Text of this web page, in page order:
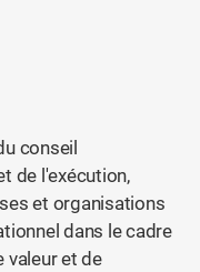
conseil
de l'exécution,
et organisations
dans le cadre
valeur et de